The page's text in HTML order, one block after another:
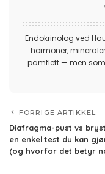
Endokrinolog ved
hormoner,
pamflett — men som
FORRIGE ARTIKKEL
Diafragma-pust vs
en enkel test du kan
(og hvorfor det betyr